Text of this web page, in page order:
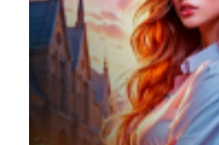
(ЮЛИЯ